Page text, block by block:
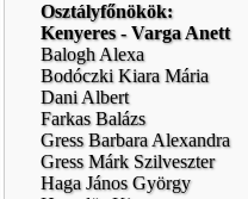
Osztályfőnökök:
Kenyeres - Varga Anett
Balogh Alexa
Bodóczki Kiara Mária
Dani Albert
Farkas Balázs
Gress Barbara Alexandra
Gress Márk Szilveszter
Haga János György